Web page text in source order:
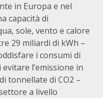
in Europa e nel
capacità di
sole, vento e calore
29 miliardi di kWh –
i consumi di
l’emissione in
tonnellate di CO2 –
a livello